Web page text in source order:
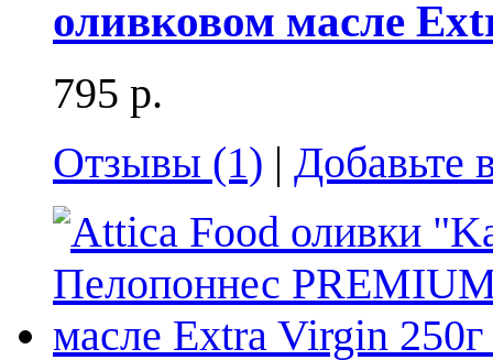
оливковом масле
795 р.
Отзывы (1) | Добавьте